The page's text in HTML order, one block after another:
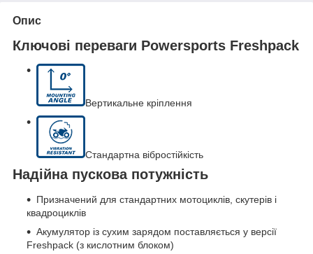
Опис
Ключові переваги Powersports Freshpack
Вертикальне кріплення
Стандартна вібростійкість
Надійна пускова потужність
Призначений для стандартних мотоциклів, скутерів і
квадроциклів
Акумулятор із сухим зарядом поставляється у версії
Freshpack (з кислотним блоком)